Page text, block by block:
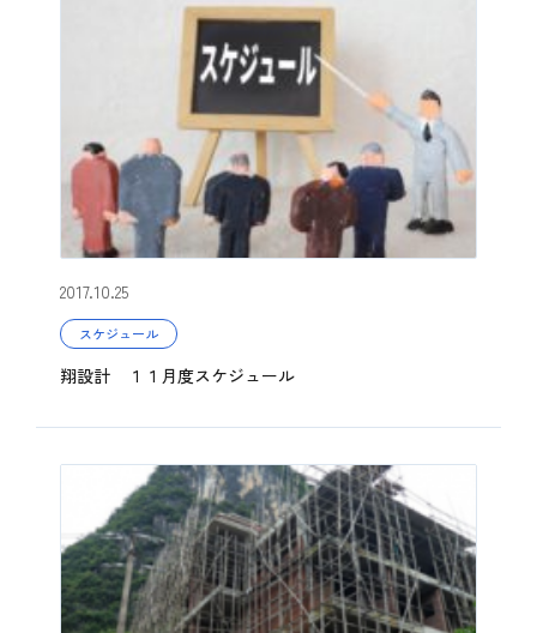
2017.10.25
スケジュール
翔設計 １１月度スケジュール